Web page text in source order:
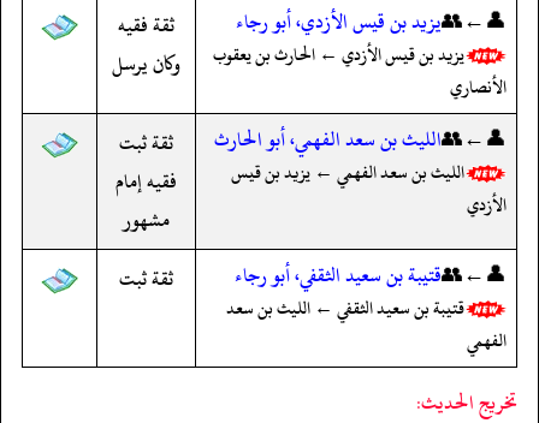
👤←👥يزيد بن قيس الأزدي، أبو رجاء
يزيد بن قيس الأزدي ← الحارث بن يعقوب
الأنصاري
ثقة فقيه
وكان يرسل
👤←👥الليث بن سعد الفهمي، أبو الحارث
الليث بن سعد الفهمي ← يزيد بن قيس
الأزدي
ثقة ثبت
فقيه إمام
مشهور
👤←👥قتيبة بن سعيد الثقفي، أبو رجاء
قتيبة بن سعيد الثقفي ← الليث بن سعد
الفهمي
ثقة ثبت
تخريج الحديث: